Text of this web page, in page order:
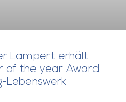
Lampert erhält
of the year Award
Lebenswerk